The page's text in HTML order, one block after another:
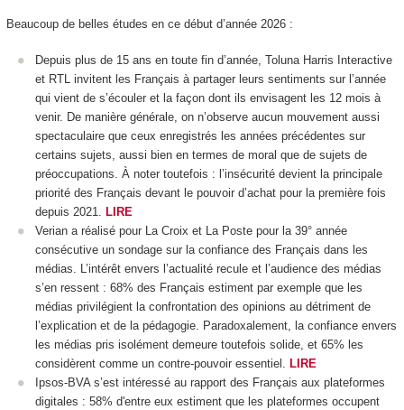
Beaucoup de belles études en ce début d’année 2026 :
Depuis plus de 15 ans en toute fin d’année, Toluna Harris Interactive
et RTL invitent les Français à partager leurs sentiments sur l’année
qui vient de s’écouler et la façon dont ils envisagent les 12 mois à
venir. De manière générale, on n’observe aucun mouvement aussi
spectaculaire que ceux enregistrés les années précédentes sur
certains sujets, aussi bien en termes de moral que de sujets de
préoccupations. À noter toutefois : l’insécurité devient la principale
priorité des Français devant le pouvoir d’achat pour la première fois
depuis 2021. LIRE
Verian a réalisé pour La Croix et La Poste pour la 39° année
consécutive un sondage sur la confiance des Français dans les
médias. L’intérêt envers l’actualité recule et l’audience des médias
s’en ressent : 68% des Français estiment par exemple que les
médias privilégient la confrontation des opinions au détriment de
l’explication et de la pédagogie. Paradoxalement, la confiance envers
les médias pris isolément demeure toutefois solide, et 65% les
considèrent comme un contre-pouvoir essentiel. LIRE
Ipsos-BVA s’est intéressé au rapport des Français aux plateformes
digitales : 58% d'entre eux estiment que les plateformes occupent